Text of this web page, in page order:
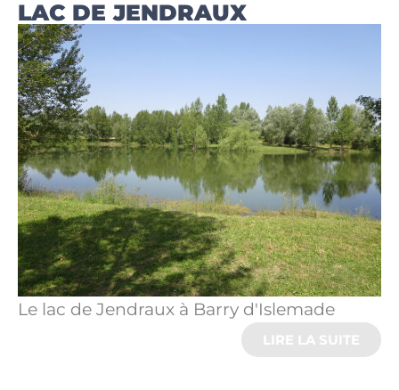
LAC DE JENDRAUX
Le lac de Jendraux à Barry d'Islemade
LIRE LA SUITE